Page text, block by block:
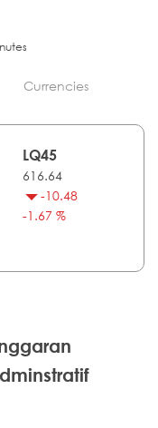
Currencies
LQ45
616.64
-10.48
-1.67 %